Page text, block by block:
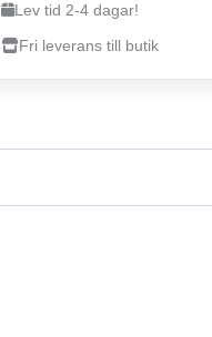
Lev tid 2-4 dagar!
Fri leverans till butik